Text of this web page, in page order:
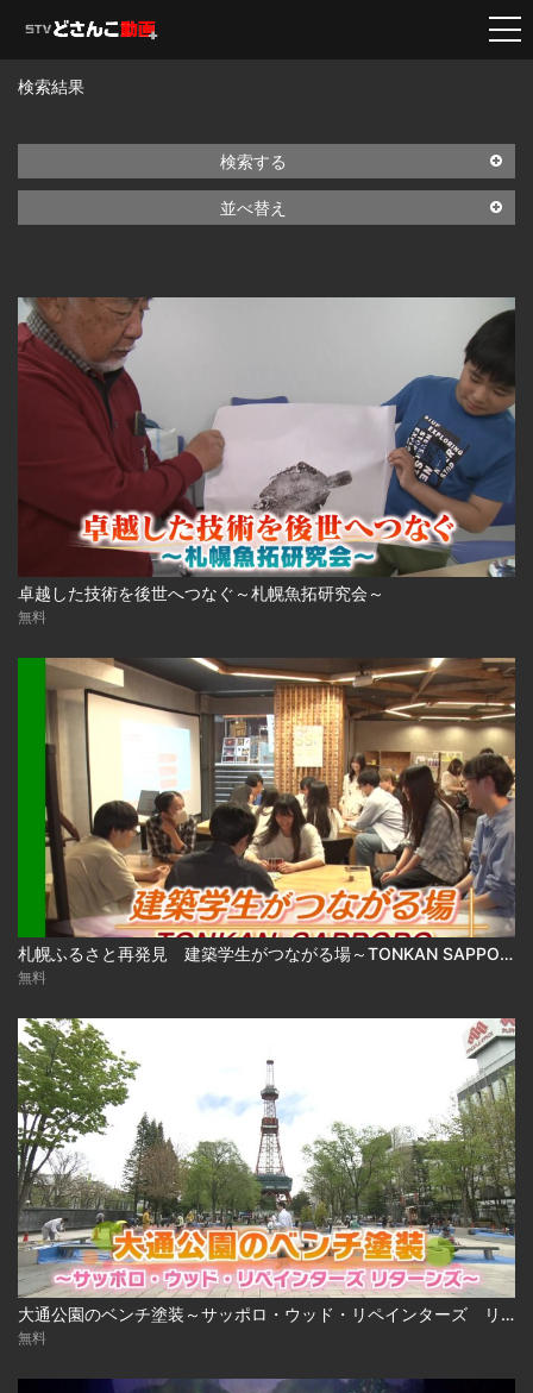
検索結果
検索する
並べ替え
卓越した技術を後世へつなぐ～札幌魚拓研究会～
無料
札幌ふるさと再発見 建築学生がつながる場～TONKAN SAPPORO～2026年8月1日放送
無料
大通公園のベンチ塗装～サッポロ・ウッド・リペインターズ リターンズ～
無料